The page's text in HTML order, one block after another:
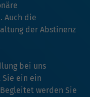
Auch die
der Abstinenz
bei uns
ein ein
werden Sie